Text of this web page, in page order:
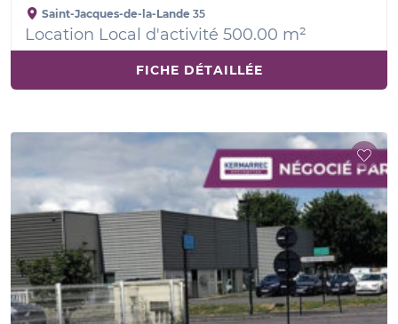
Saint-Jacques-de-la-Lande 35
Location Local d'activité 500.00 m²
FICHE DÉTAILLÉE